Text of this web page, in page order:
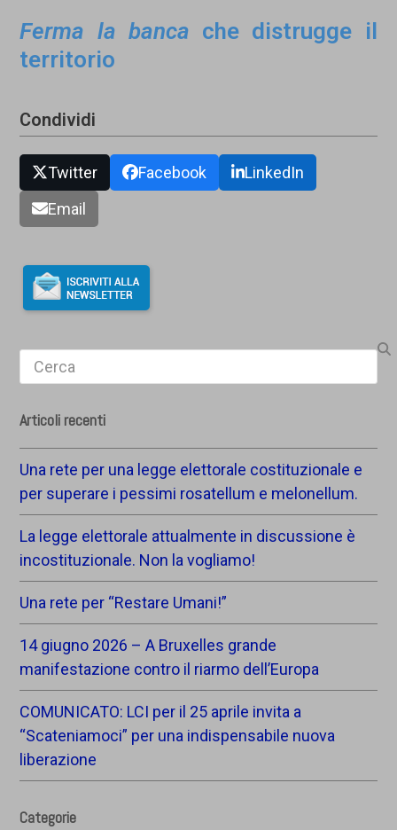
Ferma la banca che distrugge il
territorio
Condividi
Twitter Facebook
LinkedIn
Email
Search
Articoli recenti
Una rete per una legge elettorale costituzionale e
per superare i pessimi rosatellum e melonellum.
La legge elettorale attualmente in discussione è
incostituzionale. Non la vogliamo!
Una rete per “Restare Umani!”
14 giugno 2026 – A Bruxelles grande
manifestazione contro il riarmo dell’Europa
COMUNICATO: LCI per il 25 aprile invita a
“Scateniamoci” per una indispensabile nuova
liberazione
Categorie